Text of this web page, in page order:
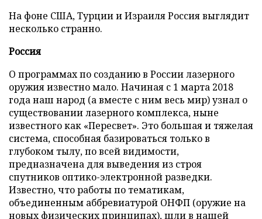
На фоне США, Турции и Израиля Россия выглядит
несколько странно.
Россия
О программах по созданию в России лазерного
оружия известно мало. Начиная с 1 марта 2018
года наш народ (а вместе с ним весь мир) узнал о
существовании лазерного комплекса, ныне
известного как «Пересвет». Это большая и тяжелая
система, способная базироваться только в
глубоком тылу, по всей видимости,
предназначена для выведения из строя
спутников оптико-электронной разведки.
Известно, что работы по тематикам,
объединенным аббревиатурой ОНФП (оружие на
новых физических принципах), шли в нашей